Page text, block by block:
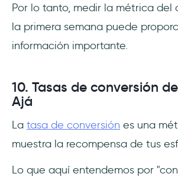
Por lo tanto, medir la métrica del
la primera semana puede
información importante.
10. Tasas de conversión
Ajá
La tasa de conversión es una
muestra la recompensa de tus
Lo que aquí entendemos por